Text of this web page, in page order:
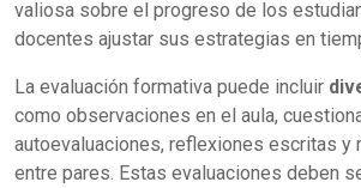
valiosa sobre el progreso de los
docentes ajustar sus estrategias en
La evaluación formativa puede incluir
como observaciones en el aula,
autoevaluaciones, reflexiones escritas y
entre pares. Estas evaluaciones deben